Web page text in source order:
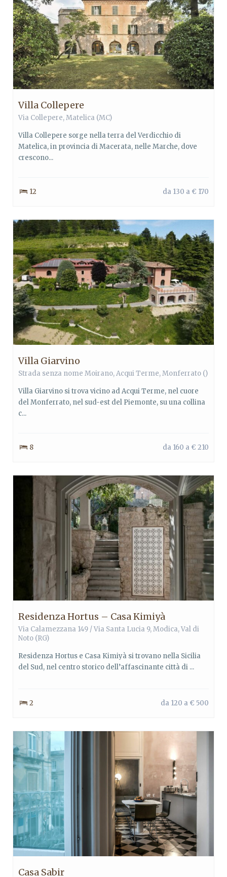
Villa Collepere
Via Collepere,Matelica (MC)
Villa Collepere sorge nella terra del Verdicchio di
Matelica, in provincia di Macerata, nelle Marche, dove
crescono...
12 da 130 a € 170
Villa Giarvino
Strada senza nome Moirano,Acqui Terme,Monferrato ()
Villa Giarvino si trova vicino ad Acqui Terme, nel cuore
del Monferrato, nel sud-est del Piemonte, su una collina
c...
8 da 160 a € 210
Residenza Hortus – Casa Kimiyà
Via Calamezzana 149 / Via Santa Lucia 9,Modica,Val di
Noto (RG)
Residenza Hortus e Casa Kimiyà si trovano nella Sicilia
del Sud, nel centro storico dell’affascinante città di ...
2 da 120 a € 500
Casa Sabir